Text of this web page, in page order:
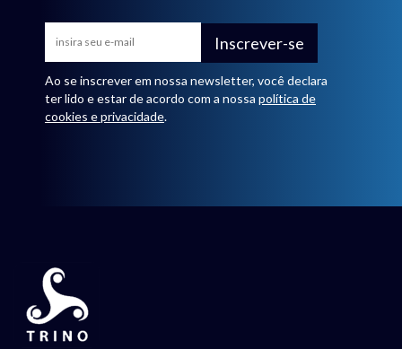
Inscrever-se
Ao se inscrever em nossa newsletter, você declara
ter lido e estar de acordo com a nossa política de
cookies e privacidade.